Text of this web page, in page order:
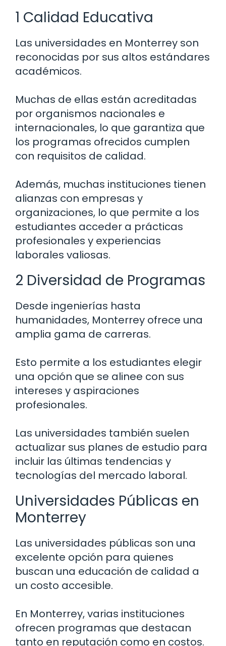
1 Calidad Educativa
Las universidades en Monterrey son
reconocidas por sus altos estándares
académicos.
Muchas de ellas están acreditadas
por organismos nacionales e
internacionales, lo que garantiza que
los programas ofrecidos cumplen
con requisitos de calidad.
Además, muchas instituciones tienen
alianzas con empresas y
organizaciones, lo que permite a los
estudiantes acceder a prácticas
profesionales y experiencias
laborales valiosas.
2 Diversidad de Programas
Desde ingenierías hasta
humanidades, Monterrey ofrece una
amplia gama de carreras.
Esto permite a los estudiantes elegir
una opción que se alinee con sus
intereses y aspiraciones
profesionales.
Las universidades también suelen
actualizar sus planes de estudio para
incluir las últimas tendencias y
tecnologías del mercado laboral.
Universidades Públicas en
Monterrey
Las universidades públicas son una
excelente opción para quienes
buscan una educación de calidad a
un costo accesible.
En Monterrey, varias instituciones
ofrecen programas que destacan
tanto en reputación como en costos.